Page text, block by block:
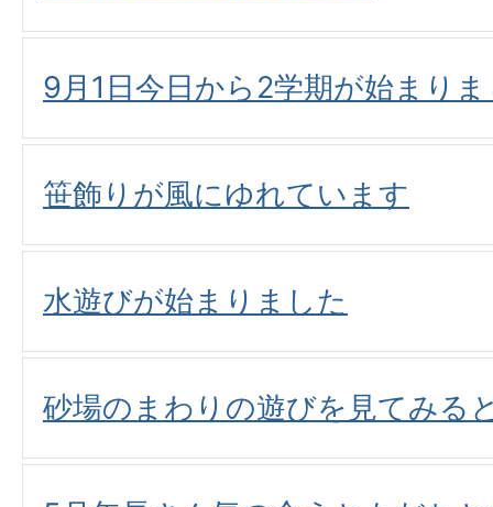
9月1日今日から2学期が始まり
笹飾りが風にゆれています
水遊びが始まりました
砂場のまわりの遊びを見てみる